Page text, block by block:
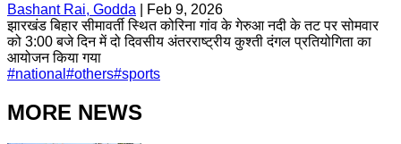
Bashant Rai, Godda
Feb 9, 2026
झारखंड बिहार सीमावर्ती स्थित कोरिना गांव के गेरुआ नदी के तट पर सोमवार
को 3:00 बजे दिन में दो दिवसीय अंतरराष्ट्रीय कुश्ती दंगल प्रतियोगिता का
आयोजन किया गया
#national #others#sports
MORE NEWS